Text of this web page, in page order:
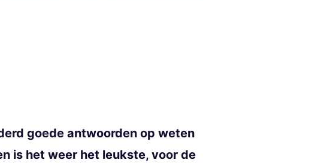
goede antwoorden op weten
is het weer het leukste, voor de